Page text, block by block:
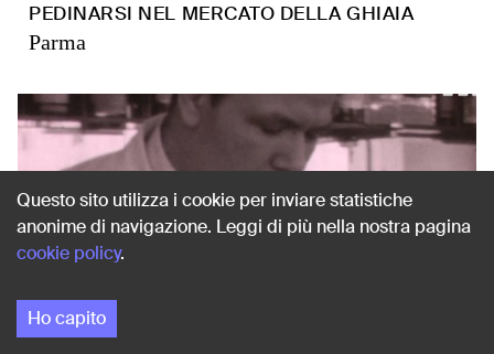
PEDINARSI NEL MERCATO DELLA GHIAIA
Parma
Questo sito utilizza i cookie per inviare statistiche
anonime di navigazione. Leggi di più nella nostra pagina
cookie policy.
Ho capito